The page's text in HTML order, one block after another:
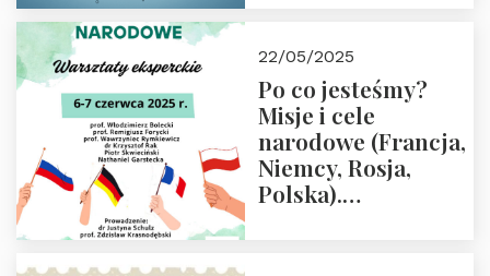
22/05/2025
Po co jesteśmy?
Misje i cele
narodowe (Francja,
Niemcy, Rosja,
Polska).